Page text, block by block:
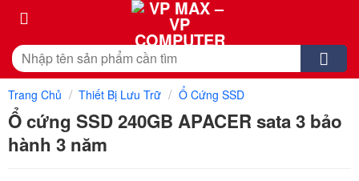
Skip
content
Tìm
kiếm:
Trang Chủ / Thiết Bị Lưu Trữ / Ổ Cứng SSD
Ổ cứng SSD 240GB APACER sata 3 bảo
hành 3 năm